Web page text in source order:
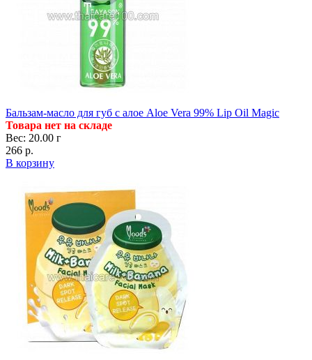
Бальзам-масло для губ с алое Aloe Vera 99% Lip Oil Magic
Товара нет на складе
Вес: 20.00 г
266 р.
В корзину